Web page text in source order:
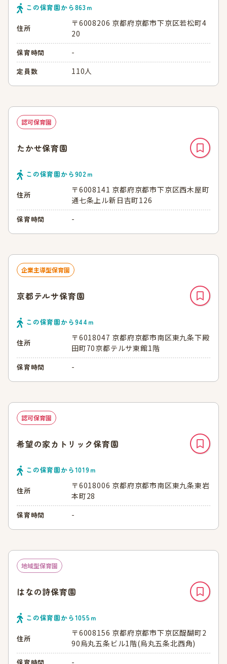
この保育園から863ｍ
住所
〒6008206 京都府京都市下京区若松町4
20
保育時間 -
定員数 110人
認可保育園
たかせ保育園
この保育園から902ｍ
住所
〒6008141 京都府京都市下京区西木屋町
通七条上ル新日吉町126
保育時間 -
企業主導型保育園
京都テルサ保育園
この保育園から944 ｍ
住所
〒6018047 京都府京都市南区東九条下殿
田町70京都テルサ東館1階
保育時間 -
認可保育園
希望の家カトリック保育園
この保育園から1019ｍ
住所
〒6018006 京都府京都市南区東九条東岩
本町28
保育時間 -
地域型保育園
はなの詩保育園
この保育園から1055ｍ
住所
〒6008156 京都府京都市下京区醍醐町2
90烏丸五条ビル1階(烏丸五条北西角)